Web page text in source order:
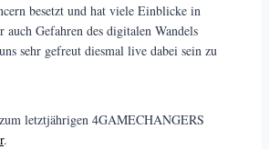
besetzt und hat viele Einblicke in
auch Gefahren des digitalen Wandels
sehr gefreut diesmal live dabei sein zu
letztjährigen 4GAMECHANGERS
.